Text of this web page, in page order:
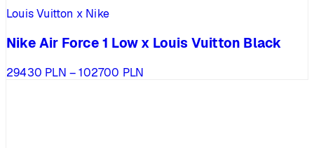
Louis Vuitton x Nike
Nike Air Force 1 Low x Louis Vuitton Black
29430 PLN – 102700 PLN